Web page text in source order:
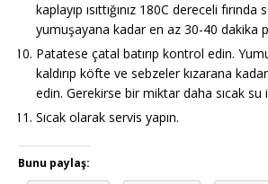
kaplayıp ısıttığınız 180C dereceli fırında
yumuşayana kadar en az 30-40 dakika
Patatese çatal batırıp kontrol edin.
kaldırıp köfte ve sebzeler kızarana
edin. Gerekirse bir miktar daha sıcak su
Sıcak olarak servis yapın.
Bunu paylaş: